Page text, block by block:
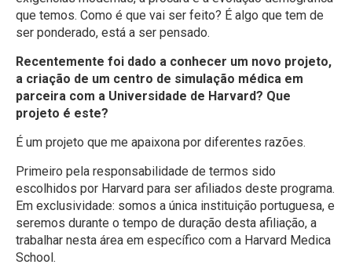
que temos. Como é que vai ser feito? É algo que tem de
ser ponderado, está a ser pensado.
Recentemente foi dado a conhecer um novo projeto,
a criação de um centro de simulação médica em
parceira com a Universidade de Harvard? Que
projeto é este?
É um projeto que me apaixona por diferentes razões.
Primeiro pela responsabilidade de termos sido
escolhidos por Harvard para ser afiliados deste programa.
Em exclusividade: somos a única instituição portuguesa, e
seremos durante o tempo de duração desta afiliação, a
trabalhar nesta área em específico com a Harvard Medica
School.